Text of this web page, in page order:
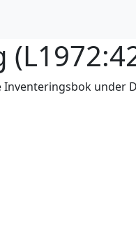
(
under